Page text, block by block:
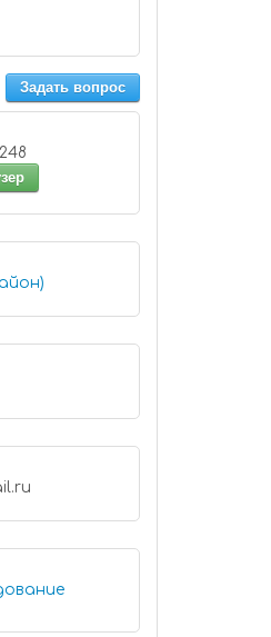
Задать вопрос
248